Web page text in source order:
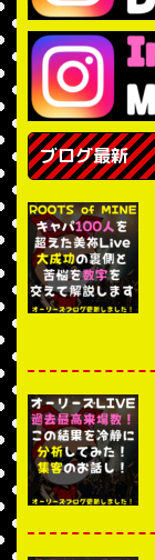
ブログ最新